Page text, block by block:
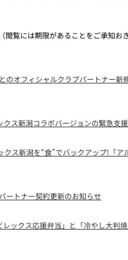
閲覧には期限があることをご承知お
のオフィシャルクラブパートナー新
クス新潟コラボバージョンの緊急支
クス新潟を“食”でバックアップ!「ア
ートナー契約更新のお知らせ
ックス応援弁当」と「冷やし大判焼